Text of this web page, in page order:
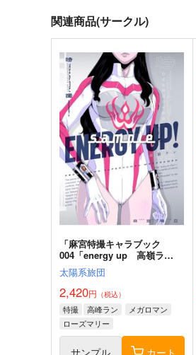
サイレントメビウス３５周年
＆AMP設立年記念原画展公式
図録
太陽系旅団
4,400 円（税込）
その他 香津美リキュール
サンプル カート
関連商品(サークル)
「麻宮特撮キャラブック
004「energy up 高嶺ラ
ン -from メガロマン-」
太陽系旅団
2,420円 （税込）
特撮 高峰ラン
メガロマン
ローズマリー
サンプル カート